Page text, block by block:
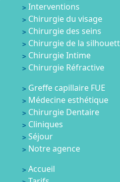
Interventions
Chirurgie du visage
Chirurgie des seins
Chirurgie de la
Chirurgie Intime
Chirurgie Réfractive
Greffe capillaire FUE
Médecine esthétique
Chirurgie Dentaire
Cliniques
Séjour
Notre agence
Accueil